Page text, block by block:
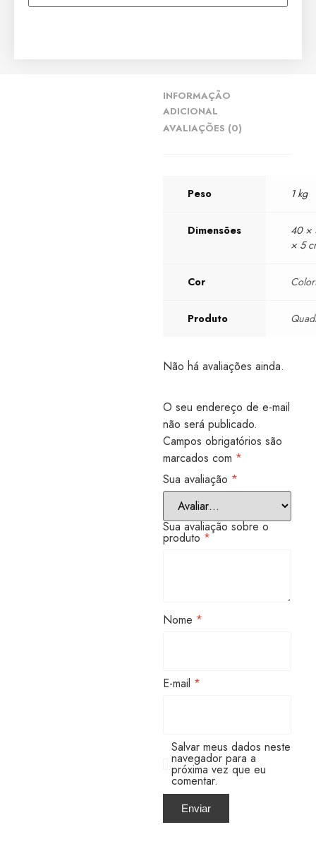
INFORMAÇÃO
ADICIONAL
AVALIAÇÕES (0)
Peso 1 kg
Dimensões
40 ×
× 5
Cor
Produto
Não há avaliações ainda.
O seu endereço de e-mail
não será publicado.
Campos obrigatórios são
marcados com *
Sua avaliação *
Sua avaliação sobre o
produto *
Nome *
E-mail *
Salvar meus dados neste
navegador para a
próxima vez que eu
comentar.